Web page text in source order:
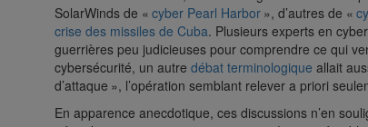
SolarWinds de « cyber Pearl Harbor », d’autres de «
crise des missiles de Cuba. Plusieurs experts en
guerrières peu judicieuses pour comprendre ce qui
cybersécurité, un autre débat terminologique allait
d’attaque », l’opération semblant relever a priori
En apparence anecdotique, ces discussions n’en